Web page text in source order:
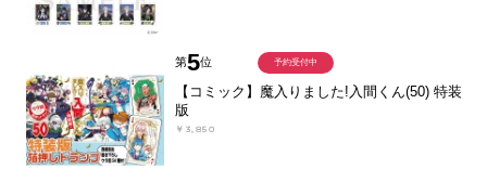
第5位
【コミック】魔入りました!入間くん(50) 特装
版
￥3,850
予約受付中